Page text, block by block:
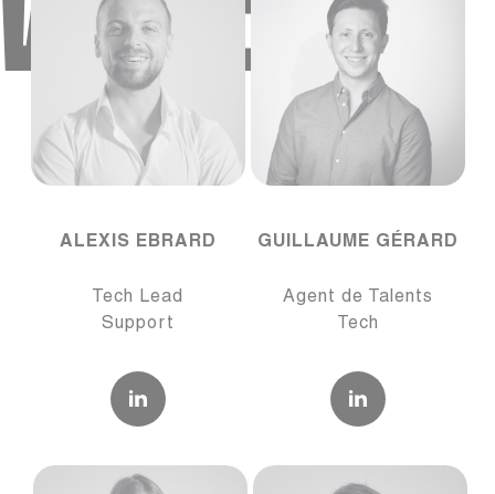
ALEXIS EBRARD
Tech Lead
Support
GUILLAUME GÉRARD
Agent de Talents
Tech